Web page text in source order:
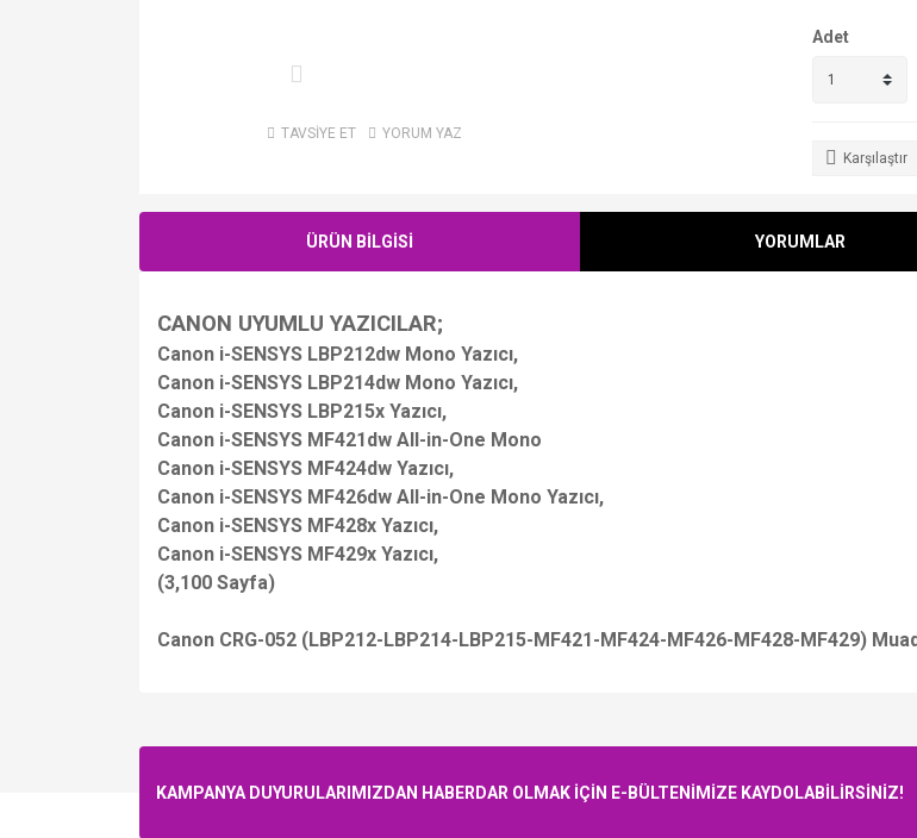
TAVSİYE ET YORUM YAZ
Adet
Karşılaştır
ÜRÜN BİLGİSİ YORUMLAR
CANON UYUMLU YAZICILAR;
Canon i-SENSYS LBP212dw Mono Yazıcı,
Canon i-SENSYS LBP214dw Mono Yazıcı,
Canon i-SENSYS LBP215x Yazıcı,
Canon i-SENSYS MF421dw All-in-One Mono
Canon i-SENSYS MF424dw Yazıcı,
Canon i-SENSYS MF426dw All-in-One Mono Yazıcı,
Canon i-SENSYS MF428x Yazıcı,
Canon i-SENSYS MF429x Yazıcı,
(3,100 Sayfa)
Canon CRG-052 (LBP212-LBP214-LBP215-MF421-MF424-MF426-MF428-MF429)
KAMPANYA DUYURULARIMIZDAN HABERDAR OLMAK İÇİN E-BÜLTENİMİZE KAYDOLABİLİRSİNİZ!